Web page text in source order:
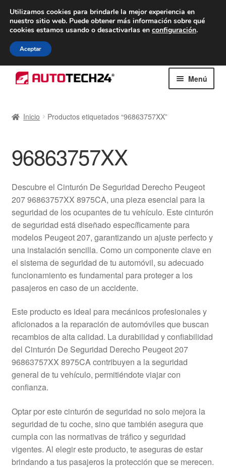
ENTREGA desde 7 EUR
De lunes a viernes de 9 a. m. a 4 p. m.
navegación
al
Menú
Carro
Contacto
Envío al mundo entero
Mi cuenta
Pagos
Política de privacidad
Procedimiento de Reclamación
Queja
Sobre nosotros
Transporte
Inicio Productos etiquetados “96863757XX”
96863757XX
Descubre el Cinturón De Seguridad Derecho Peugeot
207 96863757XX 8975CA, una pieza esencial para la
seguridad de los ocupantes de tu vehículo. Este cinturón
de seguridad está diseñado específicamente para
modelos Peugeot 207, garantizando un ajuste perfecto y
una instalación sencilla. Como un componente clave en
el sistema de seguridad de tu automóvil, su adecuado
funcionamiento es fundamental para proteger a los
pasajeros en caso de un accidente.
Este producto es ideal para mecánicos profesionales y
aficionados a la reparación de automóviles que buscan
recambios de alta calidad. La durabilidad y confiabilidad
del Cinturón De Seguridad Derecho Peugeot 207
96863757XX 8975CA contribuyen a la seguridad
general de tu vehículo, permitiéndote viajar con
confianza.
Optar por este cinturón de seguridad no solo mejora la
seguridad de tu coche, sino que también asegura que
cumpla con las normativas de tráfico y seguridad
vigentes. Al elegir este producto, te aseguras de estar
brindando a tus pasajeros la protección que se merecen.
Utilizamos cookies para brindarle la mejor experiencia en
nuestro sitio web. Puede obtener más información sobre qué
cookies estamos usando o desactivarlas en configuración.
Aceptar